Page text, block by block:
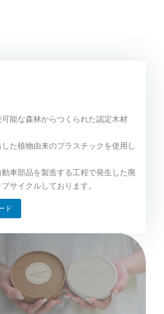
能な森林からつくられた認定木材
た植物由来のプラスチックを使用し
車部品を製造する工程で発生した廃
サイクルしております。
ド